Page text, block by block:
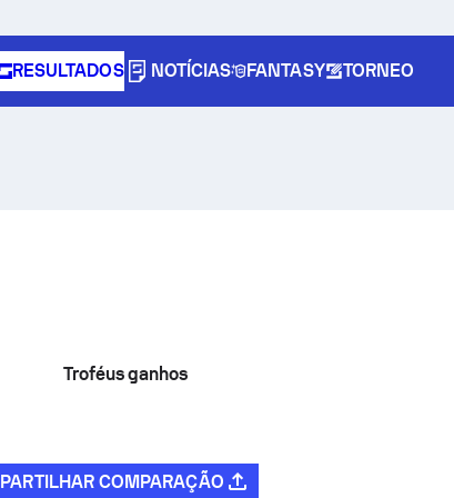
RESULTADOS NOTÍCIAS FANTASY TORNEO
Troféus ganhos
PARTILHAR COMPARAÇÃO